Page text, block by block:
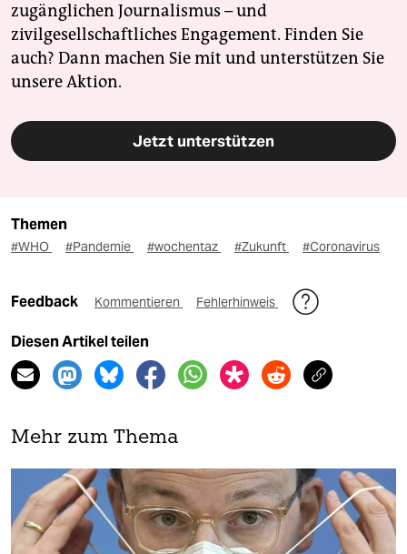
zugänglichen Journalismus – und
zivilgesellschaftliches Engagement. Finden Sie
auch? Dann machen Sie mit und unterstützen Sie
unsere Aktion.
Jetzt unterstützen
Themen
#WHO #Pandemie #wochentaz #Zukunft #Coronavirus
Feedback Kommentieren Fehlerhinweis
Diesen Artikel teilen
Mehr zum Thema